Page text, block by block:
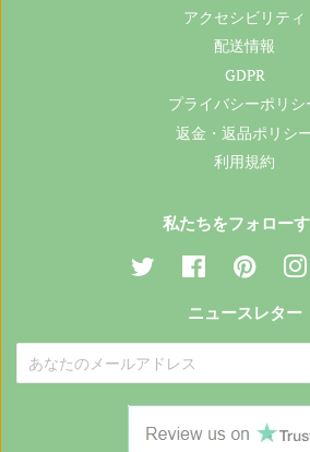
アクセシビリティ
配送情報
GDPR
プライバシーポリシ
返金・返品ポリシ
利用規約
私たちをフォロー
タ
ー
Facebook Pinterest
ニュースレター
Norwegian
Croatian
Estonian